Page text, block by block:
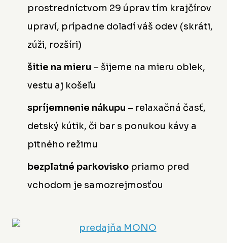
prostredníctvom 29 úprav tím krajčírov
upraví, prípadne doladí váš odev (skráti,
zúži, rozšíri)
šitie na mieru – šijeme na mieru oblek,
vestu aj košeľu
spríjemnenie nákupu – relaxačná časť,
detský kútik, či bar s ponukou kávy a
pitného režimu
bezplatné parkovisko priamo pred
vchodom je samozrejmosťou